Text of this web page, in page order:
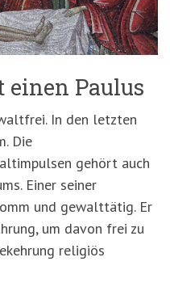
einen Paulus
In den letzten
Die
gehört auch
Einer seiner
und gewalttätig. Er
um davon frei zu
religiös